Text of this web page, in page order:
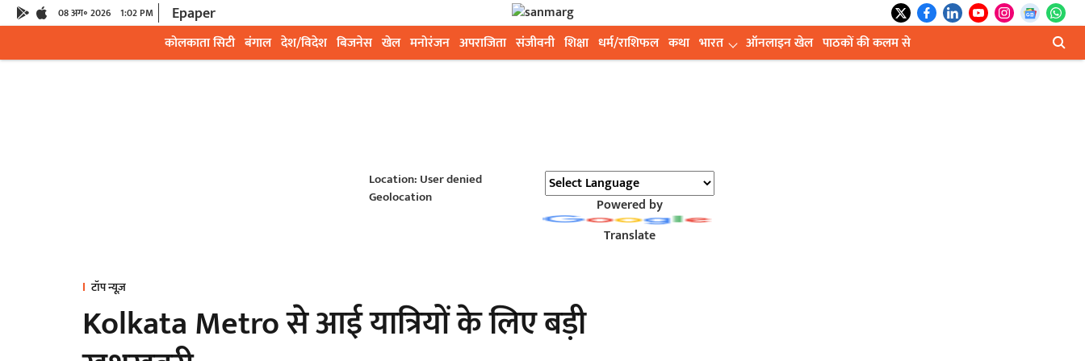
08 अग॰ 2026 1:02 PM Epaper
कोलकाता सिटी बंगाल देश/विदेश बिजनेस खेल मनोरंजन अपराजिता संजीवनी शिक्षा धर्म/राशिफल कथा भारत ऑनलाइन खेल पाठकों की कलम से
Location: User denied
Geolocation
Powered by
Translate
टॉप न्यूज़
Kolkata Metro से आई यात्रियों के लिए बड़ी